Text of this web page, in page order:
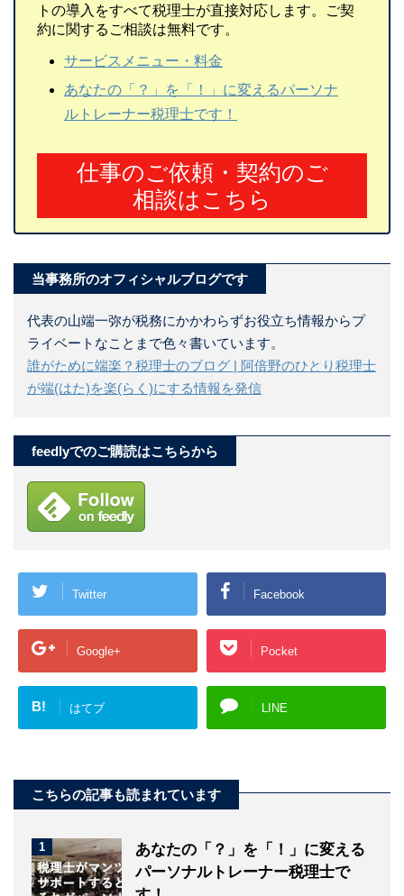
トの導入をすべて税理士が直接対応します。ご契
約に関するご相談は無料です。
サービスメニュー・料金
あなたの「？」を「！」に変えるパーソナ
ルトレーナー税理士です！
仕事のご依頼・契約のご
相談はこちら
当事務所のオフィシャルブログです
代表の山端一弥が税務にかかわらずお役立ち情報からプ
ライベートなことまで色々書いています。
誰がために端楽？税理士のブログ | 阿倍野のひとり税理士
が端(はた)を楽(らく)にする情報を発信
feedlyでのご購読はこちらから
Twitter Facebook
Google+ Pocket
B! はてブ LINE
こちらの記事も読まれています
1
あなたの「？」を「！」に変える
パーソナルトレーナー税理士で